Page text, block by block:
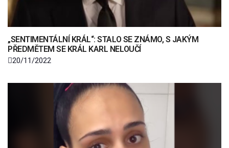
„SENTIMENTÁLNÍ KRÁL“: STALO SE ZNÁMO, S JAKÝM
PŘEDMĚTEM SE KRÁL KARL NELOUČÍ
20/11/2022